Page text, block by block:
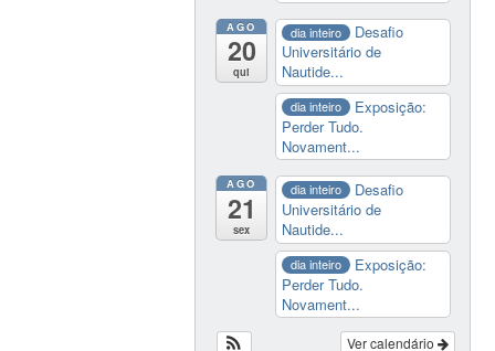
AGO
20
qui
dia inteiro
Desafio
Universitário de
Nautide...
dia inteiro
Exposição:
Perder Tudo.
Novament...
AGO
21
sex
dia inteiro
Desafio
Universitário de
Nautide...
dia inteiro
Exposição:
Perder Tudo.
Novament...
Ver calendário